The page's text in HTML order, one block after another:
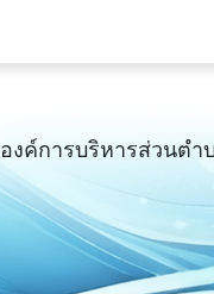
องค์การบริหารส่วนต